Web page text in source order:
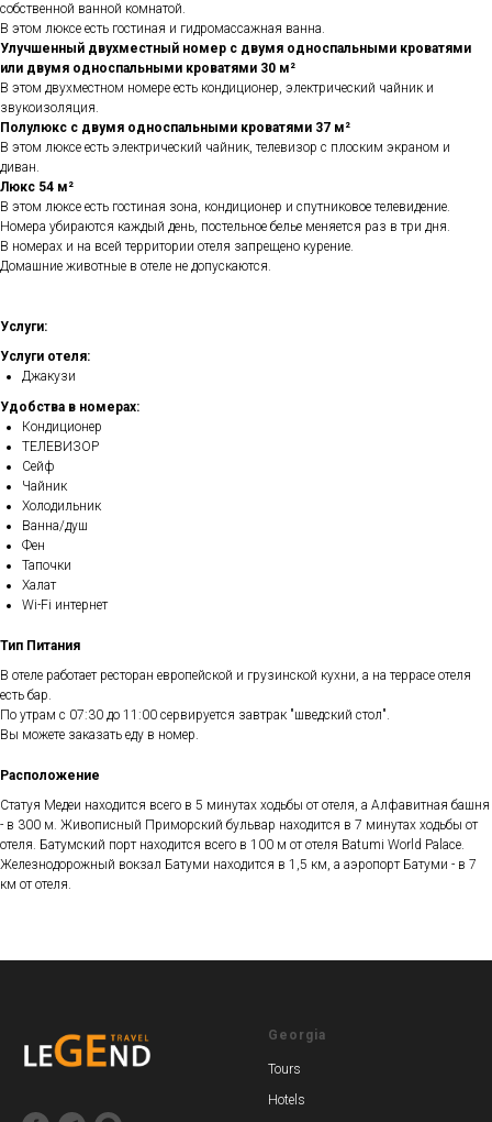
собственной ванной комнатой.
В этом люксе есть гостиная и гидромассажная ванна.
Улучшенный двухместный номер с двумя односпальными кроватями
или двумя односпальными кроватями 30 м²
В этом двухместном номере есть кондиционер, электрический чайник и
звукоизоляция.
Полулюкс с двумя односпальными кроватями 37 м²
В этом люксе есть электрический чайник, телевизор с плоским экраном и
диван.
Люкс 54 м²
В этом люксе есть гостиная зона, кондиционер и спутниковое телевидение.
Номера убираются каждый день, постельное белье меняется раз в три дня.
В номерах и на всей территории отеля запрещено курение.
Домашние животные в отеле не допускаются.
Услуги:
Услуги отеля:
Джакузи
Удобства в номерах:
Кондиционер
ТЕЛЕВИЗОР
Сейф
Чайник
Холодильник
Ванна/душ
Фен
Тапочки
Халат
Wi-Fi интернет
Тип Питания
В отеле работает ресторан европейской и грузинской кухни, а на террасе отеля
есть бар.
По утрам с 07:30 до 11:00 сервируется завтрак "шведский стол".
Вы можете заказать еду в номер.
Расположение
Статуя Медеи находится всего в 5 минутах ходьбы от отеля, а Алфавитная башня
- в 300 м. Живописный Приморский бульвар находится в 7 минутах ходьбы от
отеля. Батумский порт находится всего в 100 м от отеля Batumi World Palace.
Железнодорожный вокзал Батуми находится в 1,5 км, а аэропорт Батуми - в 7
км от отеля.
Georgia
Tours
Hotels